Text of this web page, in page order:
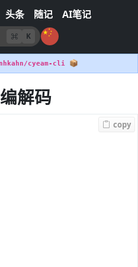
头条 随记 AI笔记
K
cyeam-cli 📦
解码
copy